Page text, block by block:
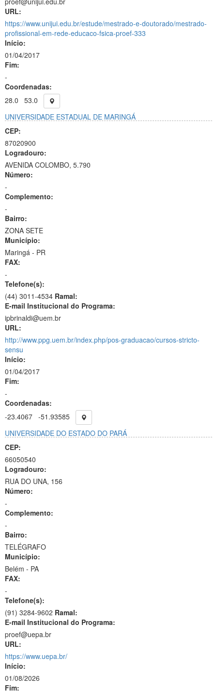
URL:
https://www.unijui.edu.br/estude/mestrado-e-doutorado/mestrado-
profissional-em-rede-educaco-fsica-proef-333
Início:
01/04/2017
Fim:
-
Coordenadas:
28.0
53.0
UNIVERSIDADE ESTADUAL DE MARINGÁ
CEP:
87020900
Logradouro:
AVENIDA COLOMBO, 5.790
Número:
-
Complemento:
-
Bairro:
ZONA SETE
Município:
Maringá - PR
FAX:
-
Telefone(s):
(44) 3011-4534 Ramal:
E-mail Institucional do Programa:
ipbrinaldi@uem.br
URL:
http://www.ppg.uem.br/index.php/pos-graduacao/cursos-stricto-
sensu
Início:
01/04/2017
Fim:
-
Coordenadas:
-23.4067 -51.93585
UNIVERSIDADE DO ESTADO DO PARÁ
CEP:
66050540
Logradouro:
RUA DO UNA, 156
Número:
-
Complemento:
-
Bairro:
TELÉGRAFO
Município:
Belém - PA
FAX:
-
Telefone(s):
(91) 3284-9602 Ramal:
E-mail Institucional do Programa:
proef@uepa.br
URL:
https://www.uepa.br/
Início:
01/08/2026
Fim: